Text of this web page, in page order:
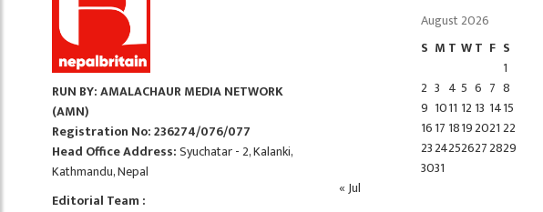
RUN BY: AMALACHAUR MEDIA NETWORK
(AMN)
Registration No: 236274/076/077
Head Office Address:Syuchatar - 2, Kalanki,
Kathmandu, Nepal
Editorial Team :
August 2026
S M T WT F S
1
2 3 4 5 6 7 8
9 1011 12 13 1415
1617 1819202122
23242526272829
3031
« Jul